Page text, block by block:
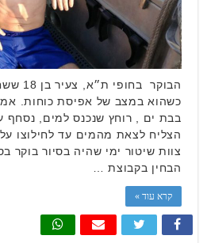
הבוקר
כשהוא במצב של אפיסת כוחות.
בבת ים , רוחץ שנכנס למים, נסחף
הצליח לצאת מהמים עד לחילוצו
צוות שיטור ימי שהיה בסיור בוקר
הבחין בקבוצת …
קרא עוד »